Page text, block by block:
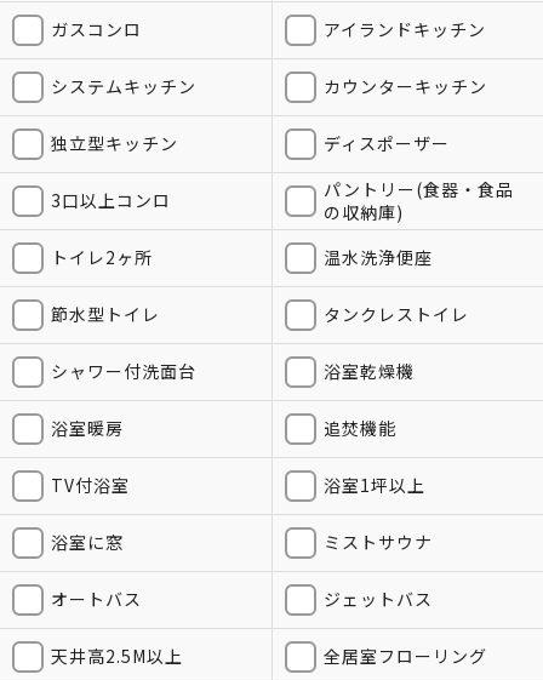
ガスコンロ アイランドキッチン
システムキッチン カウンターキッチン
独立型キッチン ディスポーザー
3口以上コンロ
パントリー(食器・食品
の収納庫)
トイレ2ヶ所
温水洗浄便座
節水型トイレ タンクレストイレ
シャワー付洗面台 浴室乾燥機
浴室暖房 追焚機能
TV付浴室 浴室1坪以上
浴室に窓 ミストサウナ
オートバス ジェットバス
天井高2.5M以上 全居室フローリング